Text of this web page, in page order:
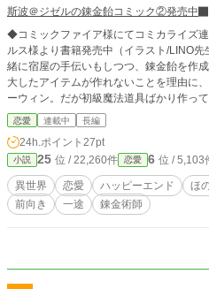
斯波＠ジゼルの錬金飴コミック②発売中
◆コミックファイア様にてコミカライズ
ルス様より書籍発売中（イラスト/LINO先生） 【前向きな主人公がもふも
緒に宿屋の手伝いもしつつ、錬金飴を作
大したアイテムが作れないことを理由に
ーウィン。だが初級魔法道具ばかり作っ
れていたから。実施は他の魔法道具も作
は通告書だった。荷物を持ってとぼとぼ
が、宿屋の夫婦は温かく迎えてくれた。
将はとある話を切り出して……。 ※錬金飴…ジゼルの祖母が作っていた薬あめ
を錬金術を用いて改良したもの。肩こり
復効果がある飴の三種類がある。効果だ
恋愛 連載中 長編
24h.ポイント 27pt
小説 25 位 / 22,260件 恋愛 6 位 / 5,103
異世界 恋愛 ハッピーエンド ほ
前向き
一途 錬金術師